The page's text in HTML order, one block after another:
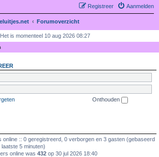
Aanmelden
Registreer
Forumoverzicht
Het is momenteel 10 aug 2026 08:27
Onthouden
online :: 0 geregistreerd, 0 verborgen en 3 gasten (gebaseerd
5 minuten)
online was 432 op 30 jul 2026 18:40